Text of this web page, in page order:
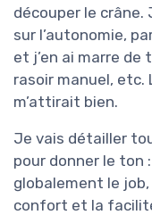
découper le crâne.
sur l’autonomie,
et j’en ai marre de
rasoir manuel,
m’attirait bien.
Je vais détailler
pour donner le ton
globalement le
confort et la